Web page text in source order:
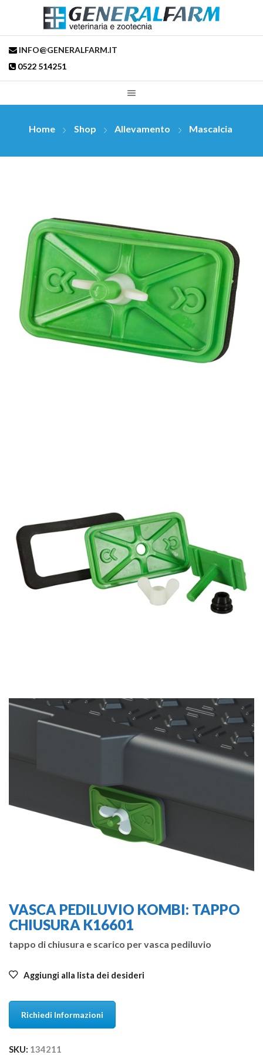
INFO@GENERALFARM.IT
0522 514251
Home Shop Allevamento Mascalcia
VASCA PEDILUVIO KOMBI: TAPPO
CHIUSURA K16601
tappo di chiusura e scarico per vasca pediluvio
Aggiungi alla lista dei desideri
Richiedi Informazioni
SKU: 134211